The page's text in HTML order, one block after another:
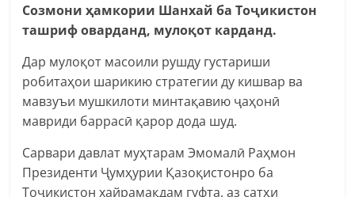
Созмони ҳамкории Шанхай ба Тоҷикистон
ташриф оварданд, мулоқот карданд.
Дар мулоқот масоили рушду густариши
робитаҳои шарикию стратегии ду кишвар ва
мавзуъи мушкилоти минтақавию ҷаҳонӣ
мавриди баррасӣ қарор дода шуд.
Сарвари давлат муҳтарам Эмомалӣ Раҳмон
Президенти Ҷумҳурии Қазоқистонро ба
Тоҷикистон хайрамақдам гуфта, аз сатҳи